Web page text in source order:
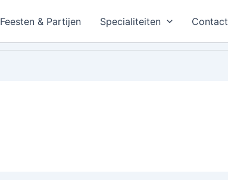
Feesten & Partijen Specialiteiten Contact